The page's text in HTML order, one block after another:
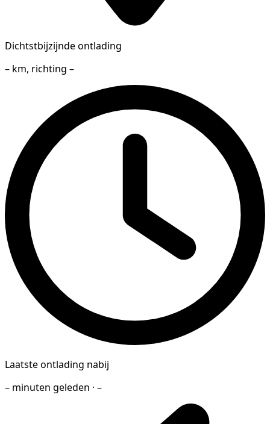
Dichtstbijzijnde ontlading
– km, richting –
Laatste ontlading nabij
– minuten geleden · –